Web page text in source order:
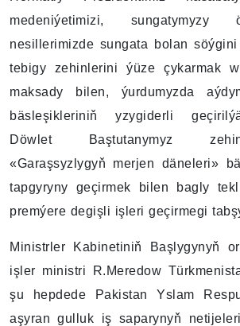
medeniýetimizi, sungatymyzy
nesillerimizde sungata bolan
tebigy zehinlerini ýüze çykarmak
maksady bilen, ýurdumyzda
bäsleşikleriniň yzygiderli
Döwlet Baştutanymyz
«Garaşsyzlygyň merjen däneleri»
tapgyryny geçirmek bilen bagly
premýere degişli işleri geçirmegi
Ministrler Kabinetiniň Başlygynyň
işler ministri R.Meredow
şu hepdede Pakistan Yslam
aşyran gulluk iş saparynyň